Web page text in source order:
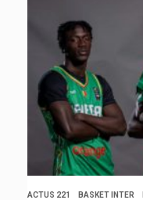
ACTUS 221 BASKET INTER